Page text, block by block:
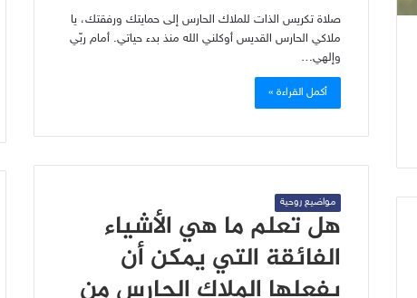
صلاة تكريس الذات للملاك الحارس إلى حمايتك ورفقتك، يا
ملاكي الحارس القديس أوكلني الله منذ بدء حياتي. أمام ربّي
وإلهي…
أكمل القراءة »
مواضيع روحية
هل تعلم ما هي الأشياء
الفائقة التي يمكن أن